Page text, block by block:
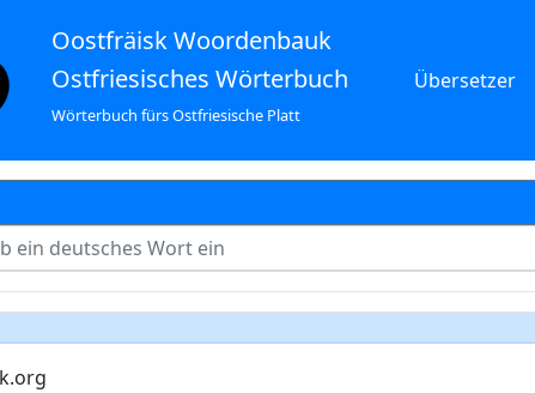
Oostfräisk Woordenbauk
Ostfriesisches Wörterbuch
Wörterbuch fürs Ostfriesische Platt
Übersetzer